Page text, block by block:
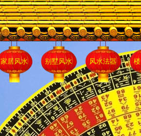
家居风水 别墅风水 风水法器